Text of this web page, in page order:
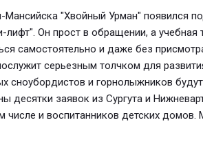
"Хвойный Урман" появился
Он прост в обращении, а учебная
самостоятельно и даже без
серьезным толчком для
сноубордистов и горнолыжников
десятки заявок из Сургута и
числе и воспитанников детских домов.